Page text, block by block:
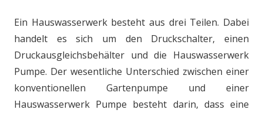
Ein Hauswasserwerk besteht aus drei Teilen. Dabei
handelt es sich um den Druckschalter, einen
Druckausgleichsbehälter und die Hauswasserwerk
Pumpe. Der wesentliche Unterschied zwischen einer
konventionellen Gartenpumpe und einer
Hauswasserwerk Pumpe besteht darin, dass eine